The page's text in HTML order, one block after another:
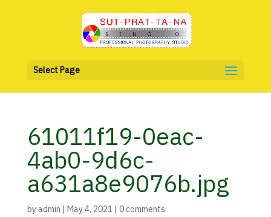
Select Page
61011f19-0eac-
4ab0-9d6c-
a631a8e9076b.jpg
byadmin | May 4, 2021 | 0 comments